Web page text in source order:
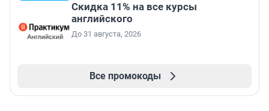
Скидка 11% на все курсы
английского
До 31 августа, 2026
Все промокоды